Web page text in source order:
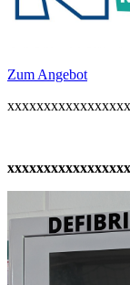
Zum Angebot